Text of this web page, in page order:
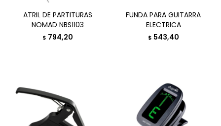
ATRIL DE PARTITURAS
NOMAD NBS1103
$ 794,20
FUNDA PARA GUITARRA
ELECTRICA
$ 543,40